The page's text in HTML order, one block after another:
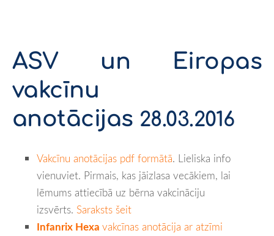
ASV un Eiropas
vakcīnu
anotācijas 28.03.2016
Vakcīnu anotācijas pdf formātā. Lieliska info
vienuviet. Pirmais, kas jāizlasa vecākiem, lai
lēmums attiecībā uz bērna vakcināciju
izsvērts. Saraksts šeit
Infanrix Hexa vakcīnas anotācija ar atzīmi